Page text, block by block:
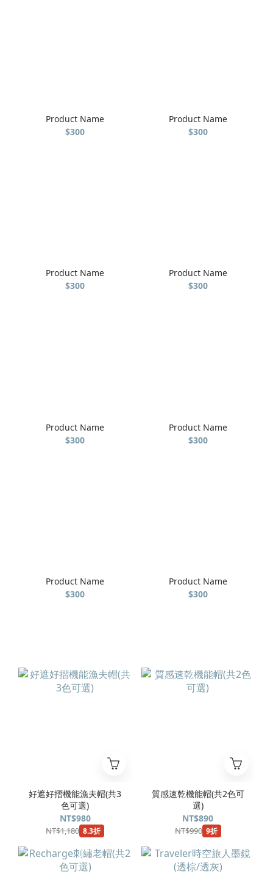
Product Name
$300
Product Name
$300
Product Name
$300
Product Name
$300
Product Name
$300
Product Name
$300
Product Name
$300
Product Name
$300
好遮好摺機能漁夫帽(共3
色可選)
NT$980
NT$1,180 8.3折
質感速乾機能帽(共2色可
選)
NT$890
NT$990 9折